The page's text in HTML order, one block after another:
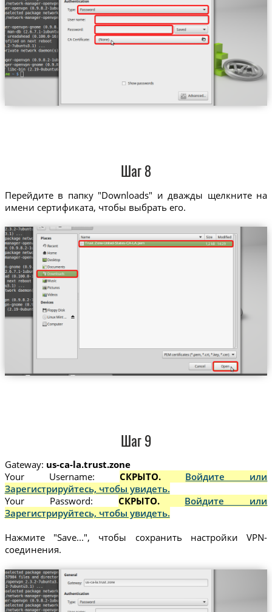
Шаг 8
Перейдите в папку "Downloads" и дважды щелкните на
имени сертификата, чтобы выбрать его.
Trust.Zone-United-States-CA-LA.pem
Шаг 9
Gateway: us-ca-la.trust.zone
Your Username: СКРЫТО. Войдите или
Зарегистрируйтесь, чтобы увидеть.
Your Password: СКРЫТО. Войдите или
Зарегистрируйтесь, чтобы увидеть.
Нажмите "Save...", чтобы сохранить настройки VPN-
соединения.
us-ca-la.trust.zone